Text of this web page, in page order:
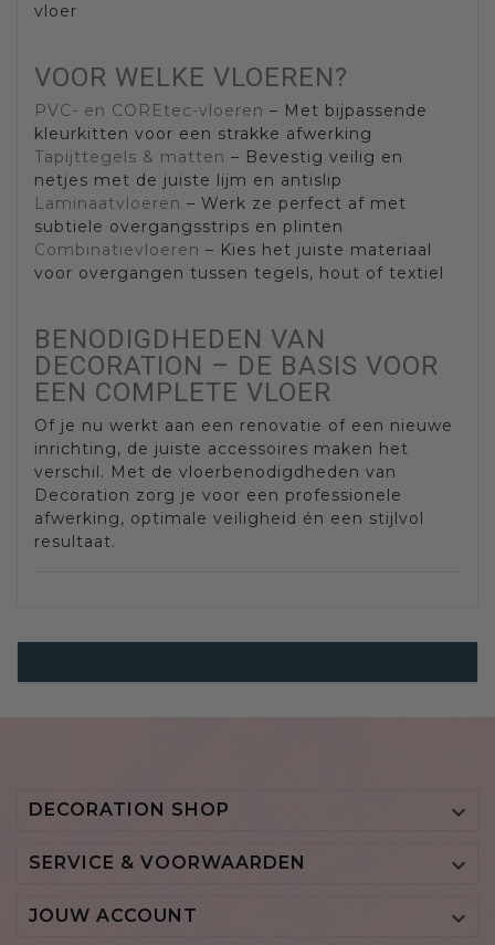
vloer
VOOR WELKE VLOEREN?
PVC- en COREtec-vloeren – Met bijpassende
kleurkitten voor een strakke afwerking
Tapijttegels & matten – Bevestig veilig en
netjes met de juiste lijm en antislip
Laminaatvloeren – Werk ze perfect af met
subtiele overgangsstrips en plinten
Combinatievloeren – Kies het juiste materiaal
voor overgangen tussen tegels, hout of textiel
BENODIGDHEDEN VAN
DECORATION – DE BASIS VOOR
EEN COMPLETE VLOER
Of je nu werkt aan een renovatie of een nieuwe
inrichting, de juiste accessoires maken het
verschil. Met de vloerbenodigdheden van
Decoration zorg je voor een professionele
afwerking, optimale veiligheid én een stijlvol
resultaat.
DECORATION SHOP 
SERVICE & VOORWAARDEN 
JOUW ACCOUNT 